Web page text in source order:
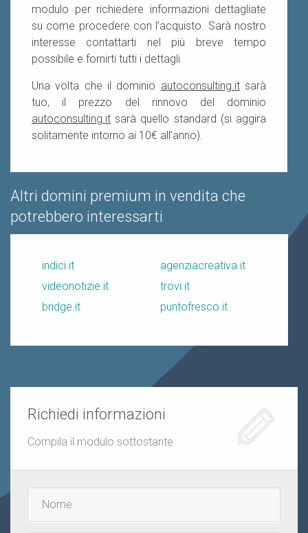
modulo per richiedere informazioni dettagliate
su come procedere con l’acquisto. Sarà nostro
interesse contattarti nel più breve tempo
possibile e fornirti tutti i dettagli.
Una volta che il dominio autoconsulting.itsarà
tuo, il prezzo del rinnovo del dominio
autoconsulting.it sarà quello standard (si aggira
solitamente intorno ai 10€ all’anno).
Altri domini premium in vendita che
potrebbero interessarti
indici.it
videonotizie.it
bridge.it
agenziacreativa.it
trovi.it
puntofresco.it
Richiedi informazioni
Compila il modulo sottostante
Nome
e